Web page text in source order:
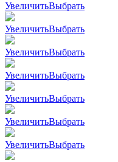
УвеличитьВыбрать
УвеличитьВыбрать
УвеличитьВыбрать
УвеличитьВыбрать
УвеличитьВыбрать
УвеличитьВыбрать
УвеличитьВыбрать